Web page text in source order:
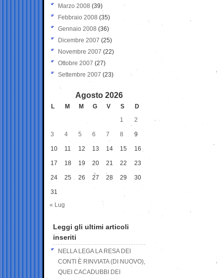
Marzo 2008 (39)
Febbraio 2008 (35)
Gennaio 2008 (36)
Dicembre 2007 (25)
Novembre 2007 (22)
Ottobre 2007 (27)
Settembre 2007 (23)
Agosto 2026
L M M G V S
D
1
2
3 4 5 6 7 8 9
10 11 12 13 14 15 16
17 18 19 20 21 22 23
24 25 26 27 28 29 30
31
« Lug
Leggi gli ultimi articoli
inseriti
NELLA LEGA LA RESA DEI
CONTI È RINVIATA (DI NUOVO),
QUEI CACADUBBI DEI